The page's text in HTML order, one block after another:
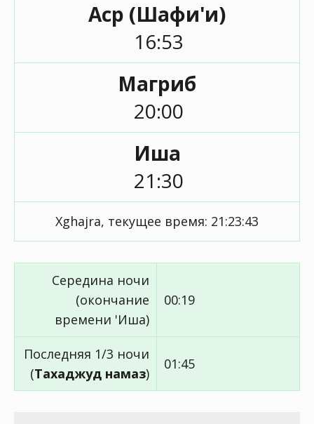
Аср (Шафи'и)
16:53
Магриб
20:00
Иша
21:30
Xghajra, текущее время: 21:23:43
Середина ночи
(окончание
времени 'Иша)
00:19
Последняя 1/3 ночи
(Тахаджуд намаз)
01:45